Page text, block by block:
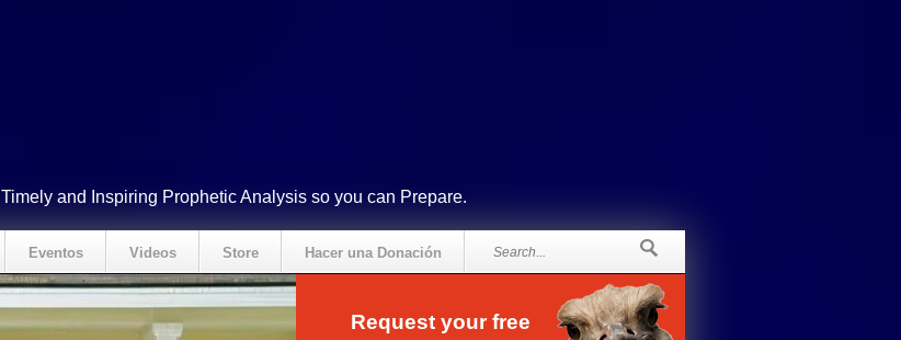
Timely and Inspiring Prophetic Analysis so you can Prepare.
Eventos Videos Store Hacer una Donación
Request your free